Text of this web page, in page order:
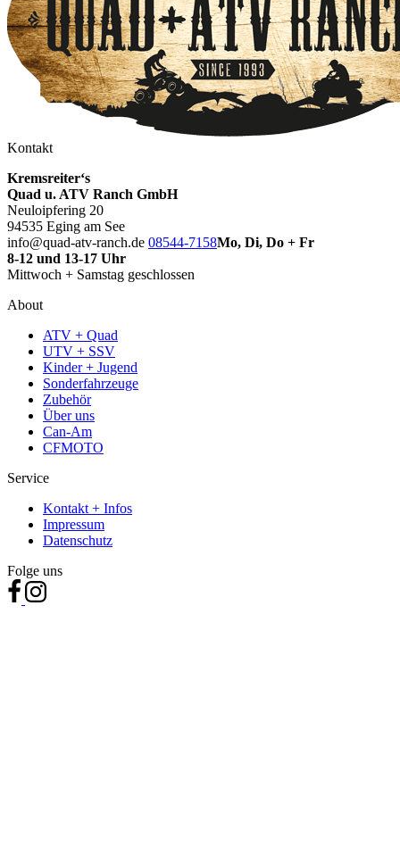
Kontakt
Kremsreiter‘s
Quad u. ATV Ranch GmbH
Neuloipfering 20
94535 Eging am See
info@quad-atv-ranch.de 08544-7158Mo, Di, Do + Fr
8-12 und 13-17 Uhr
Mittwoch + Samstag geschlossen
About
ATV + Quad
UTV + SSV
Kinder + Jugend
Sonderfahrzeuge
Zubehör
Über uns
Can-Am
CFMOTO
Service
Kontakt + Infos
Impressum
Datenschutz
Folge uns